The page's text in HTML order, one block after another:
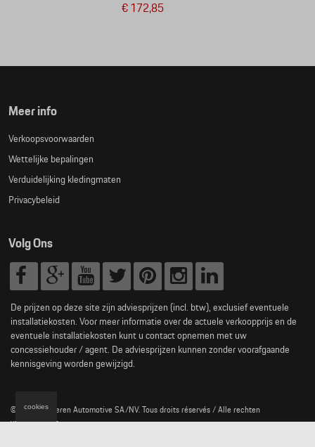
€ 172,85
Meer info
Verkoopsvoorwaarden
Wettelijke bepalingen
Verduidelijking kledingmaten
Privacybeleid
Volg Ons
De prijzen op deze site zijn adviesprijzen (incl. btw), exclusief eventuele
installatiekosten. Voor meer informatie over de actuele verkoopprijs en de
eventuele installatiekosten kunt u contact opnemen met uw
concessiehouder / agent. De adviesprijzen kunnen zonder voorafgaande
kennisgeving worden gewijzigd.
© 2026 D'Ieteren Automotive SA/NV. Tous droits réservés / Alle rechten
voorbehouden.
cookies